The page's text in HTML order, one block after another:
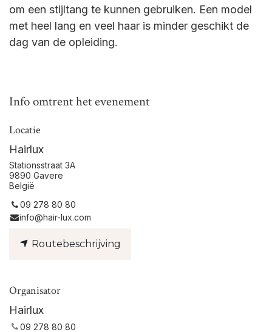
om een stijltang te kunnen gebruiken. Een model
met heel lang en veel haar is minder geschikt de
dag van de opleiding.
Info omtrent het evenement
Locatie
Hairlux
Stationsstraat 3A
9890 Gavere
België
09 278 80 80
info@hair-lux.com
Routebeschrijving
Organisator
Hairlux
09 278 80 80